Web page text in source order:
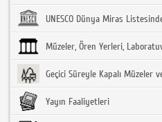
UNESCO Dünya Miras
Müzeler, Ören Yerleri,
Geçici Süreyle Kapalı Müzeler
Yayın Faaliyetleri